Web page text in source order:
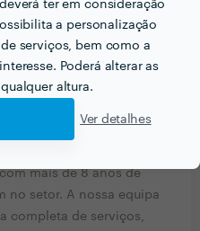
ter em consideração
a personalização
serviços, bem como a
Poderá alterar as
altura.
Ver detalhes
com um profissional
para o trabalho que
relacionadas com a
mais de 8 anos de
no setor. A nossa equipa
completa de serviços,